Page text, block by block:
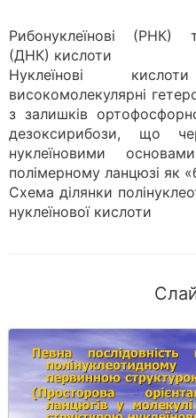
Рибонуклеїнові (РНК)
(ДНК) кислоти
Нуклеїнові
високомолекулярні
з залишків
дезоксирибози, що
нуклеїновими
полімерному лан­цюзі як
Схема ділянки
нуклеїнової кислоти